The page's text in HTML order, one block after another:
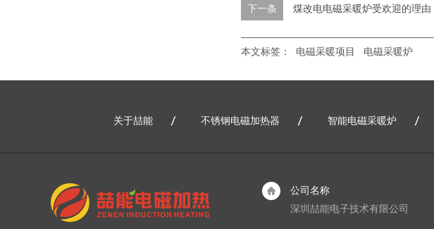
下一条 煤改电电磁采暖炉受欢迎的理由
本文标签： 电磁采暖项目 电磁采暖炉
关于喆能 不锈钢电磁加热器 智能电磁采暖炉
公司名称
深圳喆能电子技术有限公司